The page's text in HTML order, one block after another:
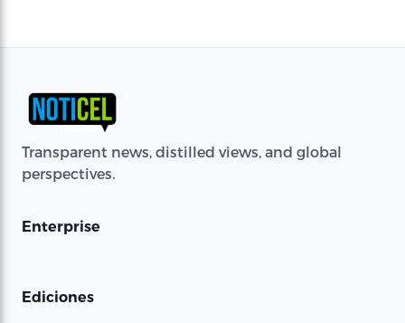
Transparent news, distilled views, and global
perspectives.
Enterprise
Ediciones